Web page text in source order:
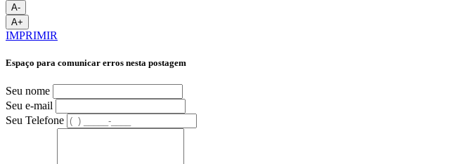
A-
A+
IMPRIMIR
Espaço para comunicar erros nesta postagem
Seu nome
Seu e-mail
Seu Telefone